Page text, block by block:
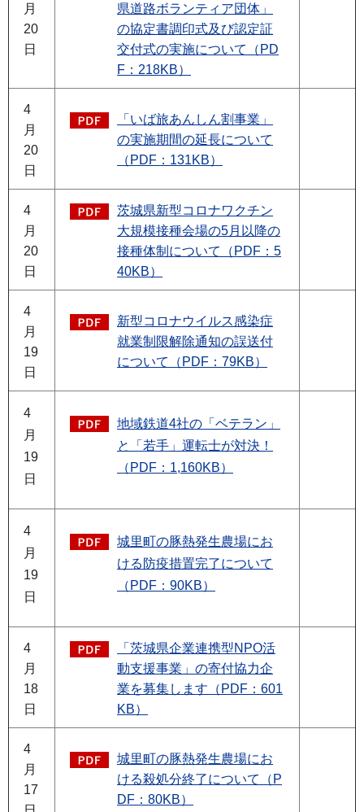
月
20
日
県道路ボランティア団体」
の協定書調印式及び認定証
交付式の実施について（PD
F：218KB）
4
月
20
日
「いば旅あんしん割事業」
の実施期間の延長について
（PDF：131KB）
4
月
20
日
茨城県新型コロナワクチン
大規模接種会場の5月以降の
接種体制について（PDF：5
40KB）
4
月
19
日
新型コロナウイルス感染症
就業制限解除通知の誤送付
について（PDF：79KB）
4
月
19
日
地域鉄道4社の「ベテラン」
と「若手」運転士が対決！
（PDF：1,160KB）
4
月
19
日
城里町の豚熱発生農場にお
ける防疫措置完了について
（PDF：90KB）
4
月
18
日
「茨城県企業連携型NPO活
動支援事業」の寄付協力企
業を募集します（PDF：601
KB）
4
月
17
城里町の豚熱発生農場にお
ける殺処分終了について（P
DF：80KB）